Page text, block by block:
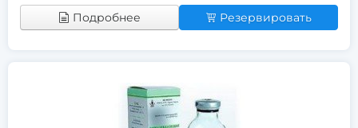
Подробнее Резервировать